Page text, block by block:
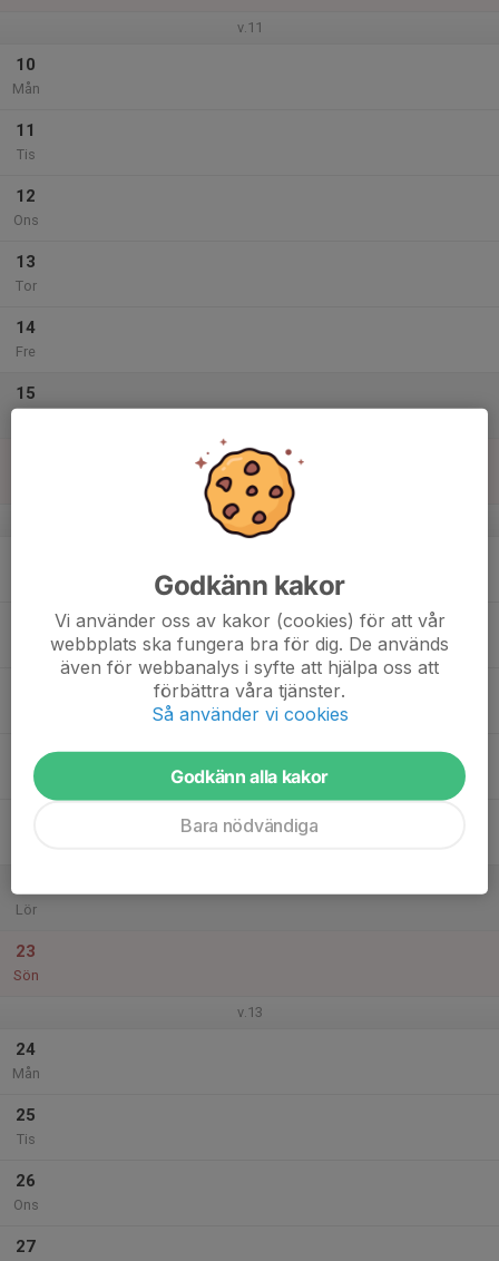
v.11
10
Mån
11
Tis
12
Ons
13
Tor
14
Fre
15
v.12
Tor
Lör
23
Sön
v.13
24
Mån
25
Tis
26
Ons
27
Godkänn kakor
Vi använder oss av kakor (cookies) för att vår
webbplats ska fungera bra för dig. De används
även för webbanalys i syfte att hjälpa oss att
förbättra våra tjänster.
Så använder vi cookies
Godkänn alla kakor
Bara nödvändiga